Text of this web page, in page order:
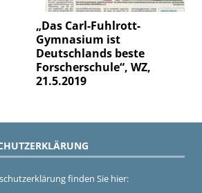
„Das Carl-Fuhlrott-
Gymnasium ist
Deutschlands beste
Forscherschule“, WZ,
21.5.2019
finden Sie hier: